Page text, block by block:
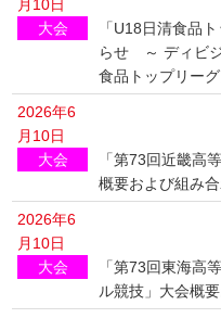
月10日
大会
「U18日清食品
らせ ～ ディビ
食品トップリー
2026年6
月10日
大会
「第73回近畿高
概要および組み
2026年6
月10日
大会
「第73回東海高
ル競技」大会概